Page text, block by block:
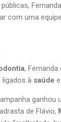
com uma
,
à saúde
ganhou
de Flávio,